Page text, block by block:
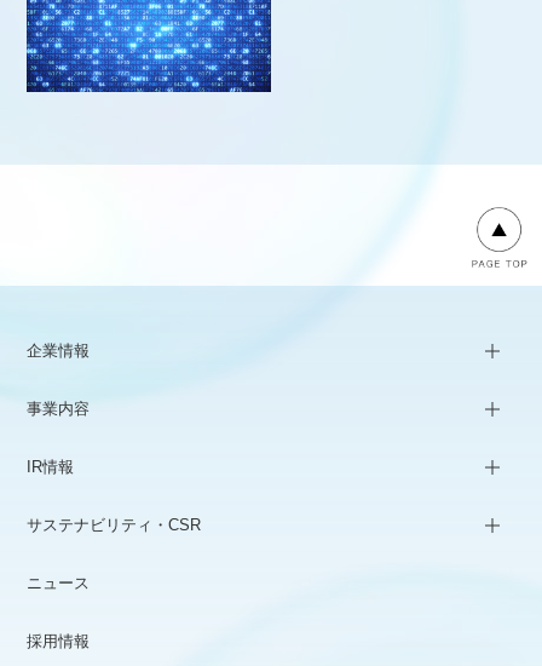
企業情報
事業内容
IR情報
サステナビリティ・CSR
ニュース
採用情報